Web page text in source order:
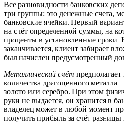
Все разновидности банковских
три группы: это денежные счета,
банковские ячейки. Первый
на счёт определенной суммы, на
проценты в установленные сроки.
заканчивается, клиент забирает
был начислен предусмотренный
Металлический счёт
количества драгоценного
золото или серебро. При этом
руки не выдается, он хранится в
владелец может в любой момент
получить прибыль за счёт разницы